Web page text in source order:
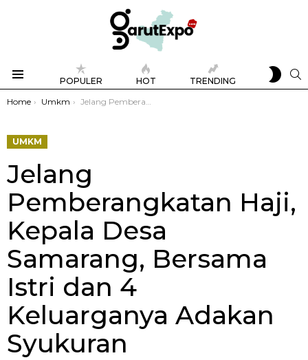
POPULER HOT TRENDING
SKIN
You are here:
Home Umkm Jelang Pemberangkatan Haji, Kepala Desa Samarang, Bersama Istri dan 4 Keluarganya Adakan Syukuran
UMKM
Jelang
Pemberangkatan Haji,
Kepala Desa
Samarang, Bersama
Istri dan 4
Keluarganya Adakan
Syukuran